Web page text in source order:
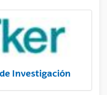
Investigación